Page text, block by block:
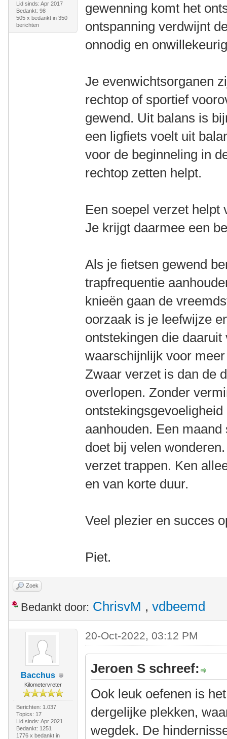
Lid sinds: Apr 2017
Bedankt: 98
505 x bedankt in 350
berichten
gewenning komt het
ontspanning verdwijnt
onnodig en
Je evenwichtsorganen
rechtop of sportief
gewend. Uit balans is
een ligfiets voelt uit
voor de beginneling in
rechtop zetten helpt.
Een soepel verzet helpt
Je krijgt daarmee een
Als je fietsen gewend
trapfrequentie
knieën gaan de
oorzaak is je leefwijze
ontstekingen die
waarschijnlijk voor
Zwaar verzet is dan de
overlopen. Zonder
aanhouden. Een
doet bij velen
verzet trappen. Ken
en van korte duur.
Veel plezier en succes
Piet.
Zoek
Bedankt door: ChrisvM , vdbeemd
Bacchus
Kilometervreter
Berichten: 1.037
Topics: 17
Lid sinds: Apr 2021
Bedankt: 1251
1776 x bedankt in
20-Oct-2022, 03:12 PM
Jeroen S schreef:
Ook leuk oefenen is
dergelijke plekken,
wegdek. De